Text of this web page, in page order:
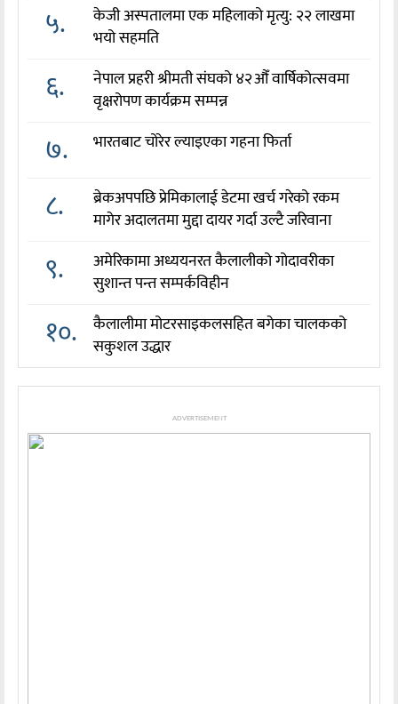
५.
केजी अस्पतालमा एक महिलाको मृत्यु: २२ लाखमा
भयो सहमति
६.
नेपाल प्रहरी श्रीमती संघको ४२औँ वार्षिकोत्सवमा
वृक्षरोपण कार्यक्रम सम्पन्न
७. भारतबाट चोरेर ल्याइएका गहना फिर्ता
८.
ब्रेकअपपछि प्रेमिकालाई डेटमा खर्च गरेको रकम
मागेर अदालतमा मुद्दा दायर गर्दा उल्टै जरिवाना
९.
अमेरिकामा अध्ययनरत कैलालीको गोदावरीका
सुशान्त पन्त सम्पर्कविहीन
१०.
कैलालीमा मोटरसाइकलसहित बगेका चालकको
सकुशल उद्धार
ADVERTISEMENT